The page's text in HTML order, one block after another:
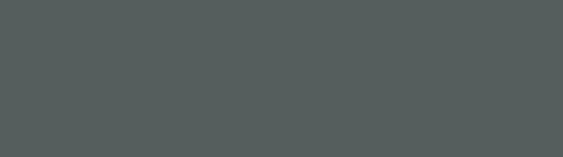
una nuova finestra